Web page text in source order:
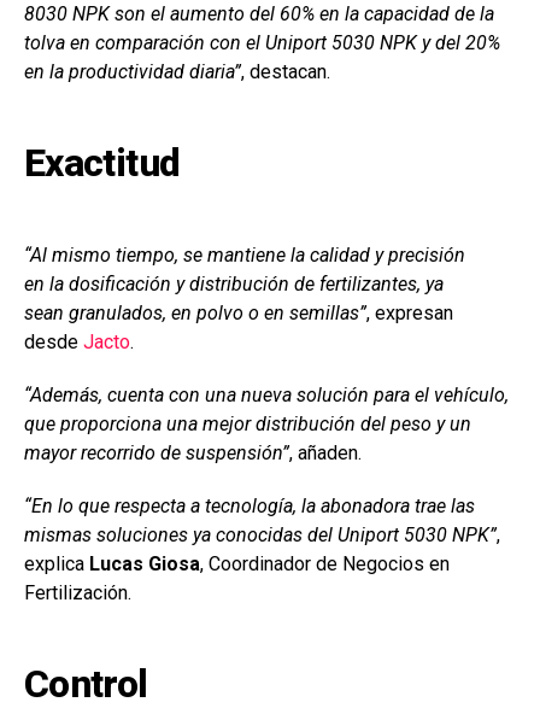
8030 NPK son el aumento del 60% en la capacidad de la
tolva en comparación con el Uniport 5030 NPK y del 20%
en la productividad diaria”, destacan.
Exactitud
“Al mismo tiempo, se mantiene la calidad y precisión
en la dosificación y distribución de fertilizantes, ya
sean granulados, en polvo o en semillas”, expresan
desde Jacto.
“Además, cuenta con una nueva solución para el vehículo,
que proporciona una mejor distribución del peso y un
mayor recorrido de suspensión”, añaden.
“En lo que respecta a tecnología, la abonadora trae las
mismas soluciones ya conocidas del Uniport 5030 NPK”,
explica Lucas Giosa, Coordinador de Negocios en
Fertilización.
Control